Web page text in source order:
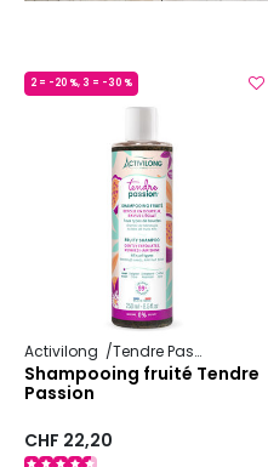
2 = -20 %, 3 = -30 %
Activilong Tendre Passion
Shampooing fruité Tendre
Passion
CHF 22,20